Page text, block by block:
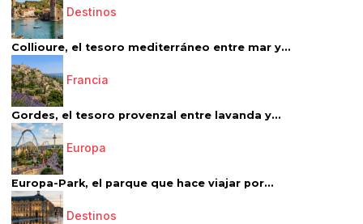
Destinos
Collioure, el tesoro mediterráneo entre mar y...
Francia
Gordes, el tesoro provenzal entre lavanda y...
Europa
Europa-Park, el parque que hace viajar por...
Destinos